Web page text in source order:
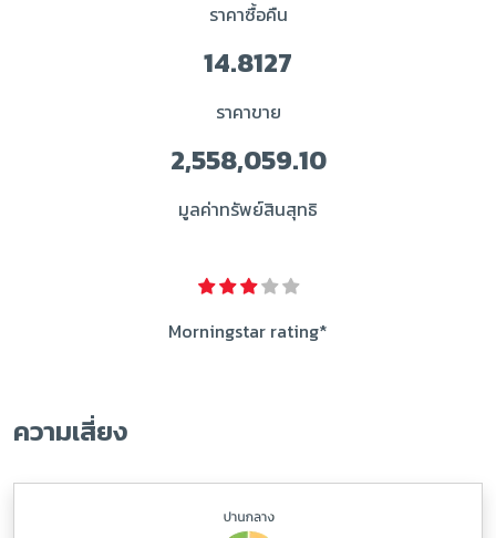
ราคาซื้อคืน
14.8127
ราคาขาย
2,558,059.10
มูลค่าทรัพย์สินสุทธิ
Morningstar rating*
ความเสี่ยง